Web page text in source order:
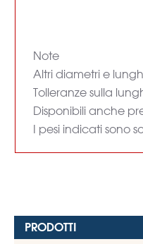
PRODOTTI
Note
Altri diametri e
Tolleranze sulla
Disponibili anche
I pesi indicati sono